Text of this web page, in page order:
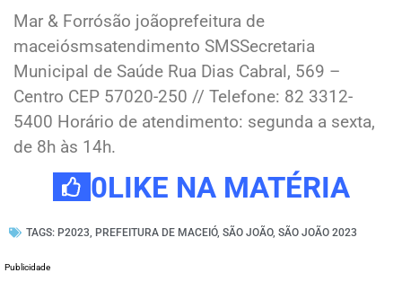
Mar & Forrósão joãoprefeitura de
maceiósmsatendimento SMSSecretaria
Municipal de Saúde Rua Dias Cabral, 569 –
Centro CEP 57020-250 // Telefone: 82 3312-
5400 Horário de atendimento: segunda a sexta,
de 8h às 14h.
0LIKE NA MATÉRIA
TAGS: P2023, PREFEITURA DE MACEIÓ, SÃO JOÃO, SÃO JOÃO 2023
Publicidade